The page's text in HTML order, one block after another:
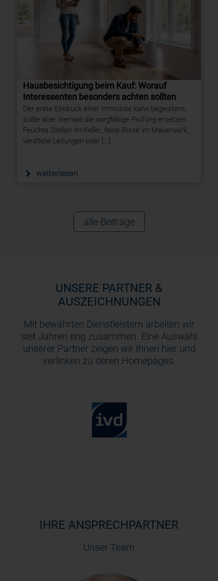
Hausbesichtigung beim Kauf: Worauf
Interessenten besonders achten sollten
Der erste Eindruck einer Immobilie kann begeistern,
sollte aber niemals die sorgfältige Prüfung ersetzen.
Feuchte Stellen im Keller, feine Risse im Mauerwerk,
veraltete Leitungen oder […]
weiterlesen
alle Beiträge
UNSERE PARTNER &
AUSZEICHNUNGEN
Mit bewährten Dienstleistern arbeiten wir
seit Jahren eng zusammen. Eine Auswahl
unserer Partner zeigen wir Ihnen hier und
verlinken zu deren Homepages.
IHRE ANSPRECHPARTNER
Unser Team